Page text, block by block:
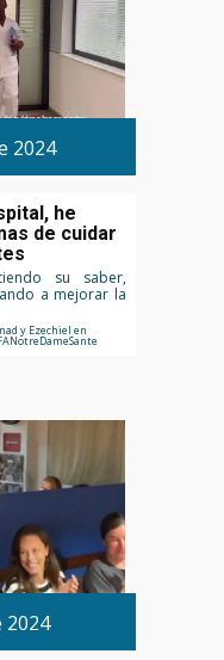
2024
he
de cuidar
su saber,
a mejorar la
y Ezechiel en
2024